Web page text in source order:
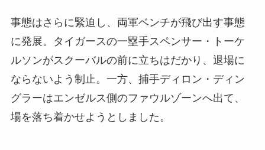
事態はさらに緊迫し、両軍ベンチが飛び出す事態
に発展。タイガースの一塁手スペンサー・トーケ
ルソンがスクーバルの前に立ちはだかり、退場に
ならないよう制止。一方、捕手ディロン・ディン
グラーはエンゼルス側のファウルゾーンへ出て、
場を落ち着かせようとしました。